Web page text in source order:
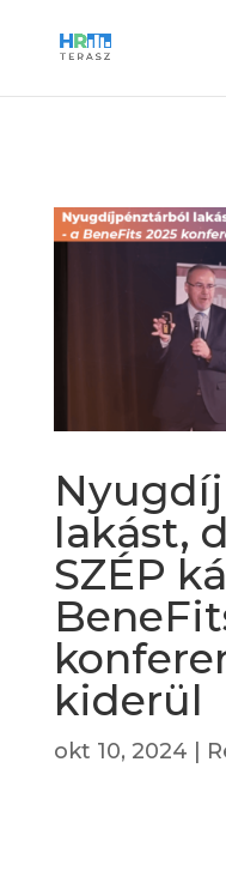
lakást,
SZÉP
kiderül
okt 10, 2024